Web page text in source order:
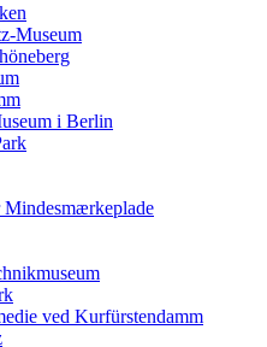
Museum
i Berlin
ved Kurfürstendamm